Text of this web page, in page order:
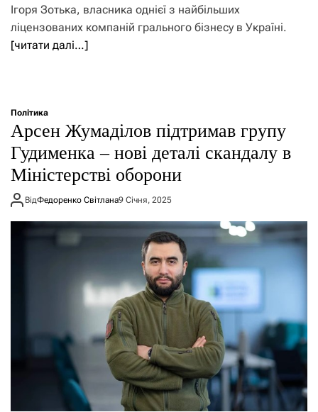
Ігоря Зотька, власника однієї з найбільших
ліцензованих компаній грального бізнесу в Україні.
[читати далі…]
Політика
Арсен Жумаділов підтримав групу
Гудименка – нові деталі скандалу в
Міністерстві оборони
ВідФедоренко Світлана9 Січня, 2025